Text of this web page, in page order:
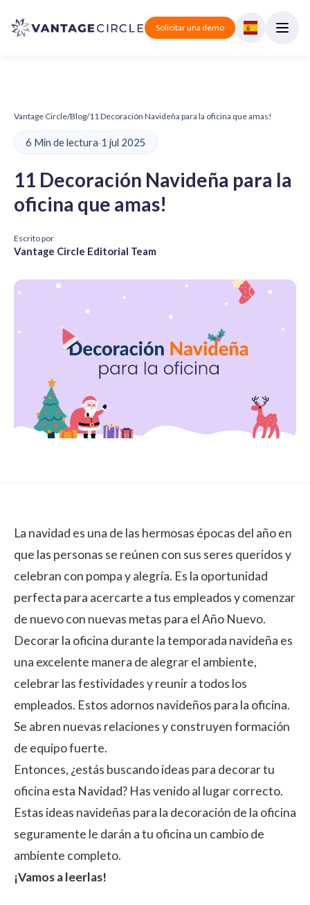
Solicitar una demo
Vantage Circle/Blog/11 Decoración Navideña para la oficina que amas!
6 Min de lectura·1 jul 2025
11 Decoración Navideña para la
oficina que amas!
Escrito por
Vantage Circle Editorial Team
La navidad es una de las hermosas épocas del año en
que las personas se reúnen con sus seres queridos y
celebran con pompa y alegría. Es la oportunidad
perfecta para acercarte a tus empleados y comenzar
de nuevo con nuevas metas para el Año Nuevo.
Decorar la oficina durante la temporada navideña es
una excelente manera de alegrar el ambiente,
celebrar las festividades y reunir a todos los
empleados. Estos adornos navideños para la oficina.
Se abren nuevas relaciones y construyenformación
de equipo fuerte.
Entonces, ¿estás buscando ideas para decorar tu
oficina esta Navidad? Has venido al lugar correcto.
Estas ideas navideñas para la decoración de la oficina
seguramente le darán a tu oficina un cambio de
ambiente completo.
¡Vamos a leerlas!